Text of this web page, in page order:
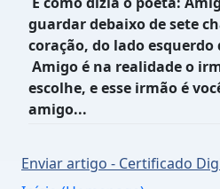
guardar debaixo de sete
coração, do lado esquerdo
Amigo é na realidade o
escolhe, e esse irmão é
amigo...
Enviar artigo - Certificado